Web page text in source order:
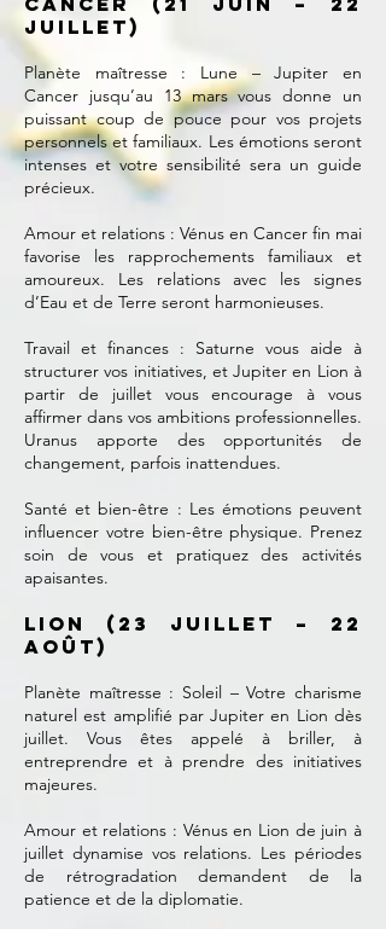
juillet)
Planète maîtresse : Lune – Jupiter en
Cancer jusqu’au 13 mars vous donne un
puissant coup de pouce pour vos projets
personnels et familiaux. Les émotions seront
intenses et votre sensibilité sera un guide
précieux.
Amour et relations : Vénus en Cancer fin mai
favorise les rapprochements familiaux et
amoureux. Les relations avec les signes
d’Eau et de Terre seront harmonieuses.
Travail et finances : Saturne vous aide à
structurer vos initiatives, et Jupiter en Lion à
partir de juillet vous encourage à vous
affirmer dans vos ambitions professionnelles.
Uranus apporte des opportunités de
changement, parfois inattendues.
Santé et bien-être : Les émotions peuvent
influencer votre bien-être physique. Prenez
soin de vous et pratiquez des activités
apaisantes.
Lion (23 juillet – 22
août)
Planète maîtresse : Soleil – Votre charisme
naturel est amplifié par Jupiter en Lion dès
juillet. Vous êtes appelé à briller, à
entreprendre et à prendre des initiatives
majeures.
Amour et relations : Vénus en Lion de juin à
juillet dynamise vos relations. Les périodes
de rétrogradation demandent de la
patience et de la diplomatie.